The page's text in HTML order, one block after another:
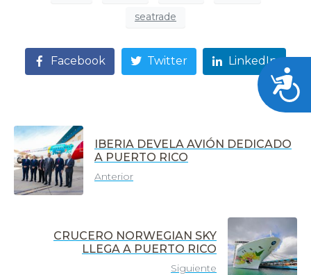
seatrade
Facebook Twitter LinkedIn
IBERIA DEVELA AVIÓN DEDICADO
A PUERTO RICO
Anterior
CRUCERO NORWEGIAN SKY
LLEGA A PUERTO RICO
Siguiente